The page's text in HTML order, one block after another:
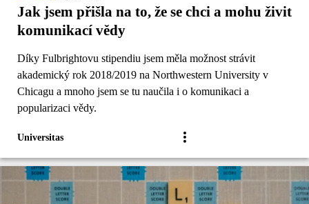
Jak jsem přišla na to, že se chci a mohu živit
komunikací vědy
Díky Fulbrightovu stipendiu jsem měla možnost strávit
akademický rok 2018/2019 na Northwestern University v
Chicagu a mnoho jsem se tu naučila i o komunikaci a
popularizaci vědy.
Universitas